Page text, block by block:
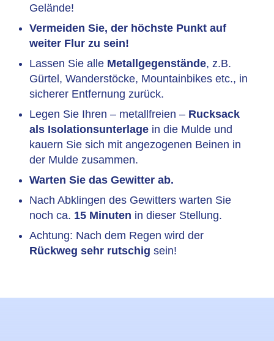
Gelände!
Vermeiden Sie, der höchste Punkt auf
weiter Flur zu sein!
Lassen Sie alle Metallgegenstände, z.B.
Gürtel, Wanderstöcke, Mountainbikes etc., in
sicherer Entfernung zurück.
Legen Sie Ihren – metallfreien – Rucksack
als Isolationsunterlage in die Mulde und
kauern Sie sich mit angezogenen Beinen in
der Mulde zusammen.
Warten Sie das Gewitter ab.
Nach Abklingen des Gewitters warten Sie
noch ca. 15 Minuten in dieser Stellung.
Achtung: Nach dem Regen wird der
Rückweg sehr rutschig sein!